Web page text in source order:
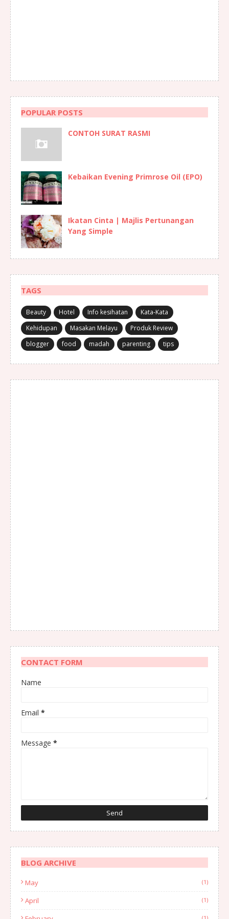
POPULAR POSTS
CONTOH SURAT RASMI
Kebaikan Evening Primrose Oil (EPO)
Ikatan Cinta | Majlis Pertunangan
Yang Simple
TAGS
Beauty Hotel Info kesihatan
Kata-Kata
Kehidupan
Masakan Melayu
Produk Review
blogger
food madah parenting tips
CONTACT FORM
Name
Email *
Message *
BLOG ARCHIVE
May (1)
April (1)